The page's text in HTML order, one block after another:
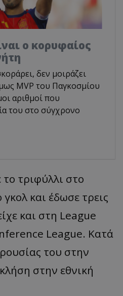
ο κορυφαίος
δεν μοιράζει
MVP του Παγκοσμίου
αριθμοί που
του στο σύγχρονο
τριφύλλι στο
και έδωσε τρεις
και στη League
League. Κατά
του στην
στην εθνική